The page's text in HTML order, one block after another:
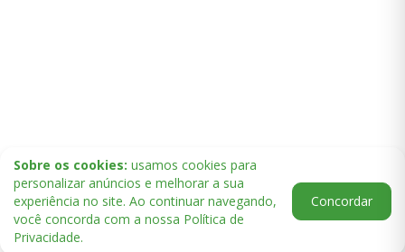
Sobre os cookies: usamos cookies para
personalizar anúncios e melhorar a sua
experiência no site. Ao continuar navegando,
você concorda com a nossa Política de
Privacidade.
Concordar